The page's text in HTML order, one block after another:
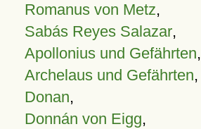
Romanus von Metz,
Sabás Reyes Salazar,
Apollonius und Gefährten,
Archelaus und Gefährten,
Donan,
Donnán von Eigg,